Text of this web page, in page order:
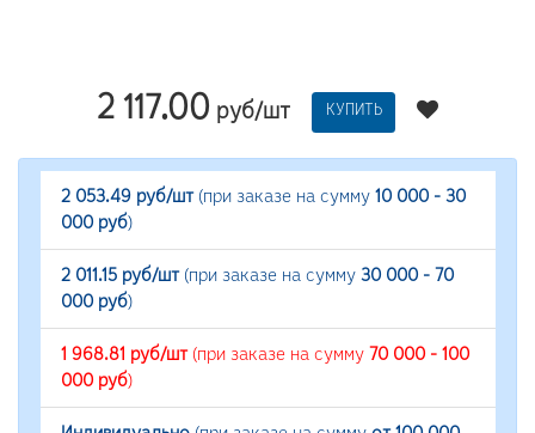
2 117.00 руб/шт КУПИТЬ
2 053.49 руб/шт(при заказе на сумму 10 000 - 30
000 руб)
2 011.15 руб/шт(при заказе на сумму 30 000 - 70
000 руб)
1 968.81 руб/шт(при заказе на сумму 70 000 - 100
000 руб)